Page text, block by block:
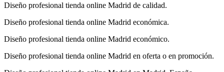
Diseño profesional tienda online Madrid de calidad.
Diseño profesional tienda online Madrid económica.
Diseño profesional tienda online Madrid económico.
Diseño profesional tienda online Madrid en oferta o en promoción.